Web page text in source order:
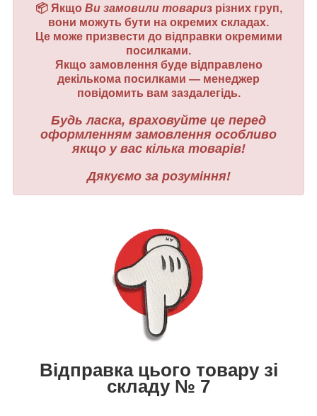
📦 Якщо Ви замовили товариз різних груп,
вони можуть бути на окремих складах.
Це може призвести до відправки окремими
посилками.
Якщо замовлення буде відправлено
декількома посилками — менеджер
повідомить вам заздалегідь.
Будь ласка, враховуйте це перед
оформленням замовлення особливо
якщо у вас кілька товарів!
Дякуємо за розуміння!
Відправка цього товару зі
складу № 7